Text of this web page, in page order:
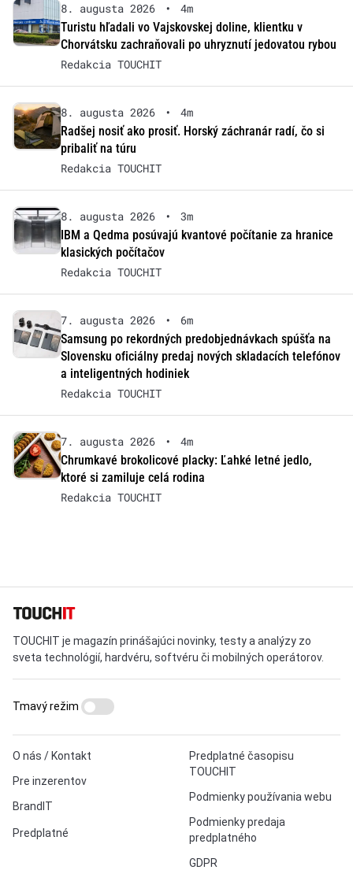
8. augusta 2026 •
4m
Turistu hľadali vo Vajskovskej doline, klientku v
Chorvátsku zachraňovali po uhryznutí jedovatou rybou
Redakcia TOUCHIT
8. augusta 2026 •
4m
Radšej nosiť ako prosiť. Horský záchranár radí, čo si
pribaliť na túru
Redakcia TOUCHIT
8. augusta 2026 •
3m
IBM a Qedma posúvajú kvantové počítanie za hranice
klasických počítačov
Redakcia TOUCHIT
7. augusta 2026 •
6m
Samsung po rekordných predobjednávkach spúšťa na
Slovensku oficiálny predaj nových skladacích telefónov
a inteligentných hodiniek
Redakcia TOUCHIT
7. augusta 2026 •
4m
Chrumkavé brokolicové placky: Ľahké letné jedlo,
ktoré si zamiluje celá rodina
Redakcia TOUCHIT
TOUCHIT je magazín prinášajúci novinky, testy a analýzy zo
sveta technológií, hardvéru, softvéru či mobilných operátorov.
O nás / Kontakt
Pre inzerentov
BrandIT
Predplatné
Predplatné časopisu
TOUCHIT
Podmienky používania webu
Podmienky predaja
predplatného
GDPR
Tmavý režim